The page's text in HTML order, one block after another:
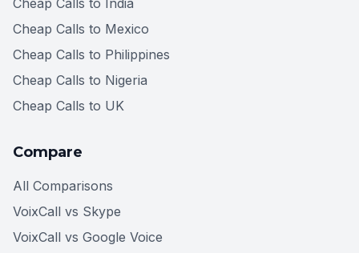
Cheap Calls to Mexico
Cheap Calls to Philippines
Cheap Calls to Nigeria
Cheap Calls to UK
Compare
All Comparisons
VoixCall vs Skype
VoixCall vs Google Voice